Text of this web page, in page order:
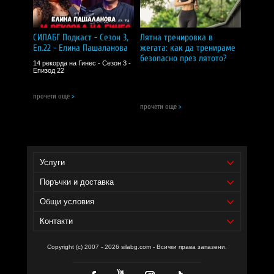
Една доза:2 желирани таблетки
Дози в опаковка:45
Начин на употреба:приемайте по 2 желирани таблетки
дневно, за предпочитане по време на хранене
Съставки:екстракт от корен на куркума (curcuma longa)
(4:1), екстракт от корен на джинджифил (zingiber
Забележки:
Съхранявайте на сухо и хладно място!
Не използвайте като заместител на разнообразното
Доставчик на продукта - И фудс ЕООД.
Уебсайт на производителя -
СИЛАБГ Подкаст - Сезон 3,
Еп.22 - Елина Пашаланова
14 рекорда на Гинес - Сезон 3 -
Епизод 22
прочети още >
Лятна тренировка в
жегата: как да тренираме
безопасно през лятото?
прочети още >
Услуги
Поръчки и доставка
Общи условия
Контакти
Copyright (c) 2007 - 2026 silabg.com - Всички права запазени.